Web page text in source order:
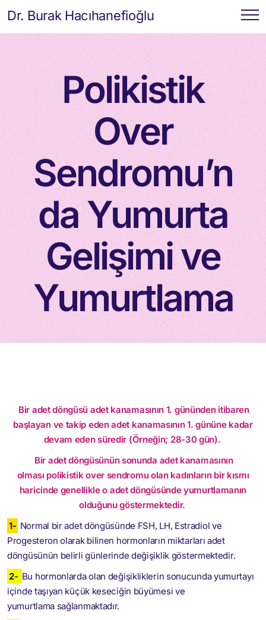
Dr. Burak Hacıhanefioğlu
Polikistik
Over
Sendromu’n
da Yumurta
Gelişimi ve
Yumurtlama
Bir adet döngüsü adet kanamasının 1. gününden itibaren
başlayan ve takip eden adet kanamasının 1. gününe kadar
devam eden süredir (Örneğin; 28-30 gün).
Bir adet döngüsünün sonunda adet kanamasının
olması polikistik over sendromu olan kadınların bir kısmı
haricinde genellikle o adet döngüsünde yumurtlamanın
olduğunu göstermektedir.
1- Normal bir adet döngüsünde FSH, LH, Estradiol ve
Progesteron olarak bilinen hormonların miktarları adet
döngüsünün belirli günlerinde değişiklik göstermektedir.
2- Bu hormonlarda olan değişikliklerin sonucunda yumurtayı
içinde taşıyan küçük keseciğin büyümesi ve
yumurtlama sağlanmaktadır.